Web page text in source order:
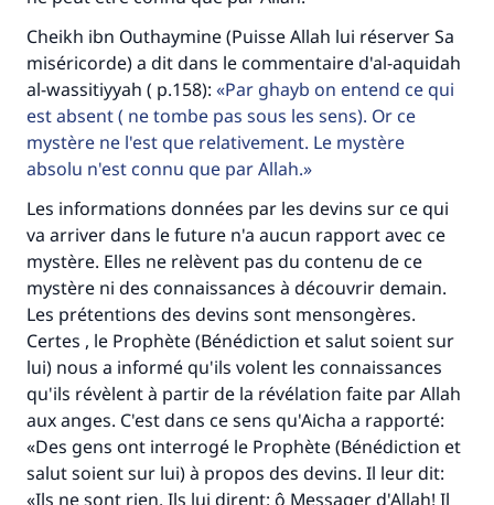
Cheikh ibn Outhaymine (Puisse Allah lui réserver Sa
miséricorde) a dit dans le commentaire d'al-aquidah
al-wassitiyyah ( p.158):
Par ghayb on entend ce qui
est absent ( ne tombe pas sous les sens). Or ce
mystère ne l'est que relativement. Le mystère
absolu n'est connu que par Allah.
Les informations données par les devins sur ce qui
va arriver dans le future n'a aucun rapport avec ce
mystère. Elles ne relèvent pas du contenu de ce
mystère ni des connaissances à découvrir demain.
Les prétentions des devins sont mensongères.
Certes , le Prophète (Bénédiction et salut soient sur
lui) nous a informé qu'ils volent les connaissances
qu'ils révèlent à partir de la révélation faite par Allah
aux anges. C'est dans ce sens qu'Aicha a rapporté:
«Des gens ont interrogé le Prophète (Bénédiction et
salut soient sur lui) à propos des devins. Il leur dit:
«Ils ne sont rien. Ils lui dirent: ô Messager d'Allah! Il
Faites une différence dans la vie de
millions de personnes grâce à votre
contribution
Aidez nous à apporter des réponses.
Le Messager d'Allah (Paix sur lui) a dit:
"Celui qui indique une bonne action obtient la
même récompense que celui qui le fait."